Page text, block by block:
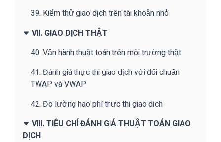
39. Kiểm thử giao dịch trên tài khoản nhỏ
VII. GIAO DỊCH THẬT
40. Vận hành thuật toán trên môi trường thật
41. Đánh giá thực thi giao dịch với đối chuẩn
TWAP và VWAP
42. Đo lường hao phí thực thi giao dịch
VIII. TIÊU CHÍ ĐÁNH GIÁ THUẬT TOÁN GIAO
DỊCH